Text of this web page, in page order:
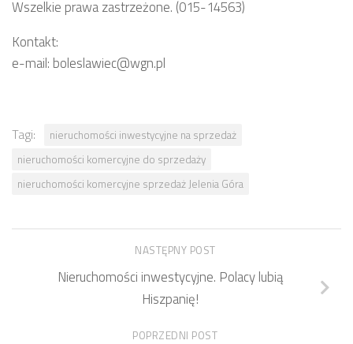
Wszelkie prawa zastrzeżone. (015-14563)
Kontakt:
e-mail: boleslawiec@wgn.pl
Tagi:
nieruchomości inwestycyjne na sprzedaż
nieruchomości komercyjne do sprzedaży
nieruchomości komercyjne sprzedaż Jelenia Góra
NASTĘPNY POST
Nieruchomości inwestycyjne. Polacy lubią
Hiszpanię!
POPRZEDNI POST